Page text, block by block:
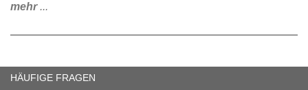
mehr...
HÄUFIGE FRAGEN